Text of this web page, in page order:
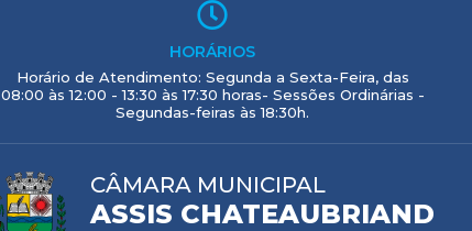
HORÁRIOS
Horário de Atendimento: Segunda a Sexta-Feira, das
08:00 às 12:00 - 13:30 às 17:30 horas- Sessões Ordinárias -
Segundas-feiras às 18:30h.
CÂMARA MUNICIPAL
ASSIS CHATEAUBRIAND